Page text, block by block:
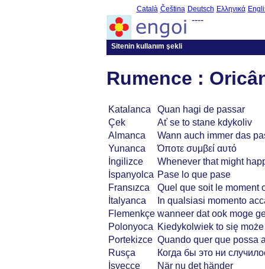
Català Čeština Deutsch Ελληνικά
----
Sitenin kullanım şekli
Rumence :
Katalanca
Quan hagi de passar
Çek
Ať se to stane kdykoliv
Almanca
Wann auch immer das
Yunanca
Όποτε συμβεί αυτό
İngilizce
Whenever that might
İspanyolca Pase lo que pase
Fransızca
Quel que soit le moment
İtalyanca
In qualsiasi momento
Flemenkçe wanneer dat ook moge
Polonyoca Kiedykolwiek to się
Portekizce Quando quer que possa
Rusça
Когда бы это ни
İsveççe
När nu det händer